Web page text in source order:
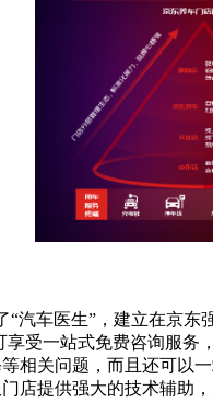
“汽车医生”，建立在京
受一站式免费咨询服
相关问题，而且还可以
店提供强大的技术辅助